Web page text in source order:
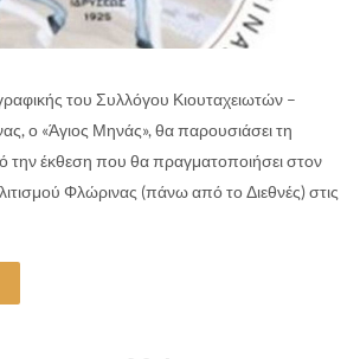
του Συλλόγου Κιουταχειωτών –
ο «Άγιος Μηνάς», θα παρουσιάσει τη
την έκθεση που θα πραγματοποιήσει στoν
Φλώρινας (πάνω από το Διεθνές) στις